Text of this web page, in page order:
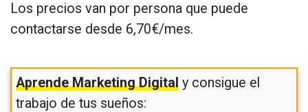
Los precios van por persona que puede
contactarse desde 6,70€/mes.
Aprende Marketing Digitaly consigue el
trabajo de tus sueños: